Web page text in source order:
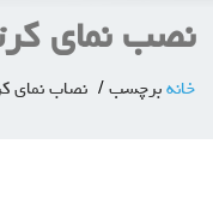
نصب نمای
خانه برچسب نصاب نمای